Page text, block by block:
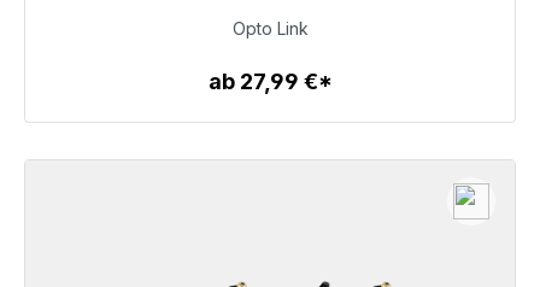
Zum Artikel
Opto Link
ab 27,99 €*